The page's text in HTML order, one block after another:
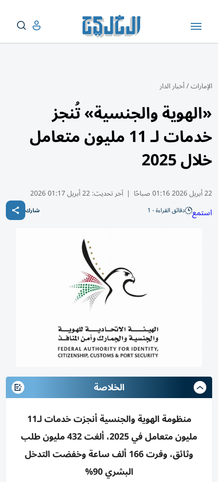
الإمارات/أخبار الدار
«الهوية والجنسية» تُنجز
خدمات لـ 11 مليون متعامل
خلال 2025
22 أبريل 2026 01:16 صباحًا | آخر تحديث:22 أبريل 01:17 2026
استمع دقائق القراءة - 1 شارك
الخلاصة
منظومة الهوية والجنسية أنجزت خدمات لـ11
مليون متعامل في 2025، ألغت 432 مليون طلب
وثائق، وفرت 166 ألف ساعة وخفضت التدخل
البشري 90%